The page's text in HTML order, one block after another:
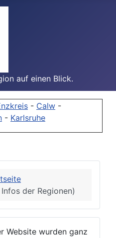
auf einen Blick.
- Calw -
- Karlsruhe
der Regionen)
Website wurden ganz